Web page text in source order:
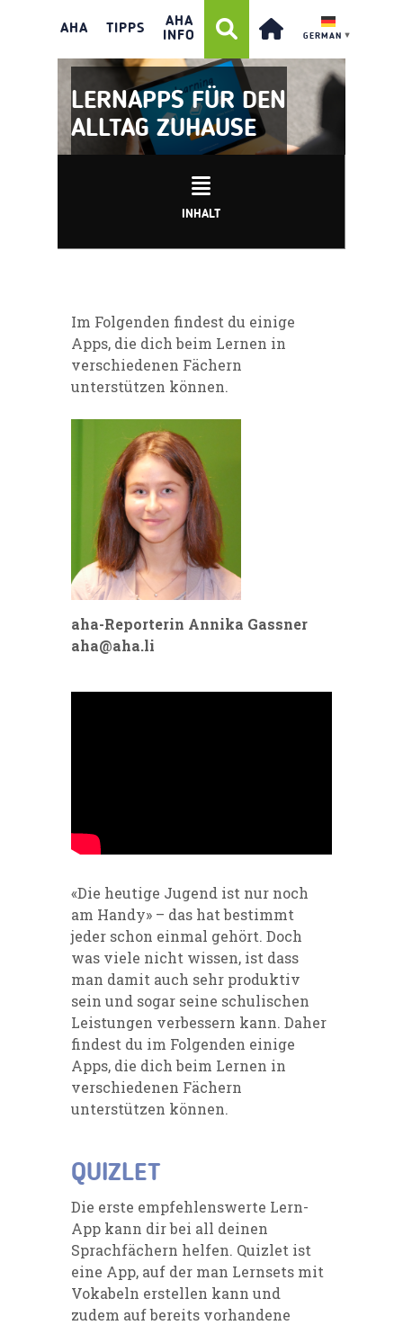
AHA TIPPS
AHA
INFO
GERMAN ▼
LERNAPPS FÜR DEN
ALLTAG ZUHAUSE
INHALT
Im Folgenden findest du einige
Apps, die dich beim Lernen in
verschiedenen Fächern
unterstützen können.
aha-Reporterin Annika Gassner
aha@aha.li
«Die heutige Jugend ist nur noch
am Handy» – das hat bestimmt
jeder schon einmal gehört. Doch
was viele nicht wissen, ist dass
man damit auch sehr produktiv
sein und sogar seine schulischen
Leistungen verbessern kann. Daher
findest du im Folgenden einige
Apps, die dich beim Lernen in
verschiedenen Fächern
unterstützen können.
QUIZLET
Die erste empfehlenswerte Lern-
App kann dirbei all deinen
Sprachfächern helfen. Quizlet ist
eine App, auf der man Lernsets mit
Vokabeln erstellen kann und
zudem auf bereits vorhandene